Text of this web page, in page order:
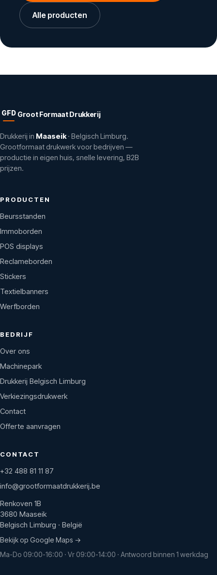
Alle producten
GFD Groot Formaat Drukkerij
Drukkerij in Maaseik· Belgisch Limburg.
Grootformaat drukwerk voor bedrijven —
productie in eigen huis, snelle levering, B2B
prijzen.
PRODUCTEN
Beursstanden
Immoborden
POS displays
Reclameborden
Stickers
Textielbanners
Werfborden
BEDRIJF
Over ons
Machinepark
Drukkerij Belgisch Limburg
Verkiezingsdrukwerk
Contact
Offerte aanvragen
CONTACT
+32 488 81 11 87
info@grootformaatdrukkerij.be
Renkoven 1B
3680 Maaseik
Belgisch Limburg · België
Bekijk op Google Maps →
Ma-Do 09:00-16:00 · Vr 09:00-14:00 · Antwoord binnen 1 werkdag